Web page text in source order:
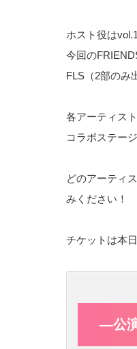
ホスト役は
今回の
FLS（2部のみ
各アーティス
コラボステー
どのアーティ
みください！
チケットは本
―公